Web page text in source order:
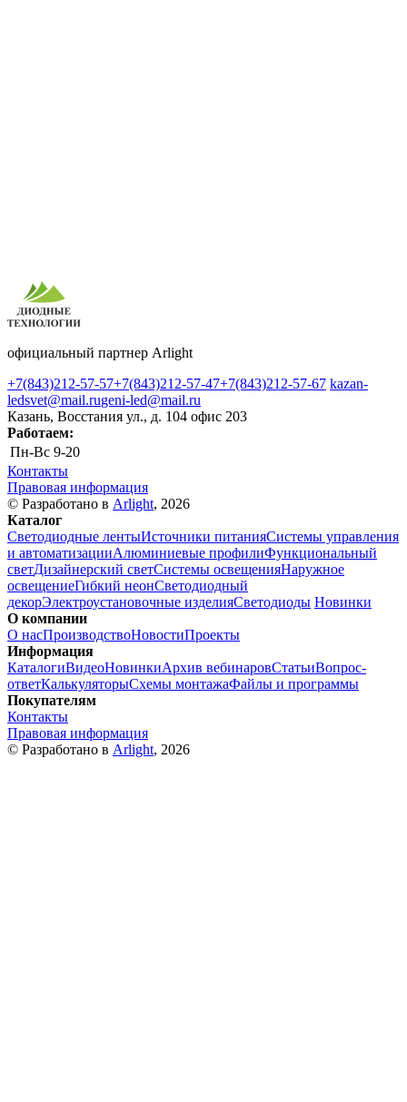
официальный партнер Arlight
+7(843)212-57-57+7(843)212-57-47+7(843)212-57-67 kazan-
ledsvet@mail.rugeni-led@mail.ru
Казань, Восстания ул., д. 104 офис 203
Работаем:
Пн-Вс 9-20
Контакты
Правовая информация
© Разработано в Arlight, 2026
Каталог
Светодиодные лентыИсточники питанияСистемы управления
и автоматизацииАлюминиевые профилиФункциональный
светДизайнерский светСистемы освещенияНаружное
освещениеГибкий неонСветодиодный
декорЭлектроустановочные изделияСветодиоды Новинки
О компании
О насПроизводствоНовостиПроекты
Информация
КаталогиВидеоНовинкиАрхив вебинаровСтатьиВопрос-
ответКалькуляторыСхемы монтажаФайлы и программы
Покупателям
Контакты
Правовая информация
© Разработано в Arlight, 2026